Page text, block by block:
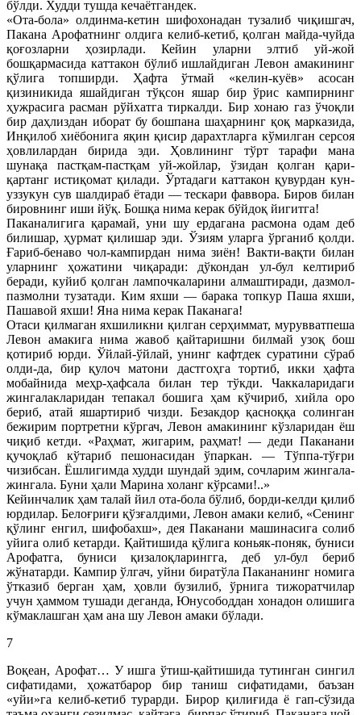
бўлди. Худди тушда кечаётгандек.
«Ота-бола» олдинма-кетин шифохонадан тузалиб чиқишгач,
Пакана Арофатнинг олдига келиб-кетиб, қолган майда-чуйда
қоғозларни ҳозирлади. Кейин уларни элтиб уй-жой
бошқармасида каттакон бўлиб ишлайдиган Левон амакининг
қўлига топширди. Ҳафта ўтмай «келин-куёв» асосан
қизиникида яшайдиган тўқсон яшар бир ўрис кампирнинг
ҳужрасига расман рўйхатга тиркалди. Бир хонаю газ ўчоқли
бир даҳлиздан иборат бу бошпана шаҳарнинг қоқ марказида,
Инқилоб хиёбонига яқин қисир дарахтларга кўмилган серсоя
ҳовлилардан бирида эди. Ҳовлининг тўрт тарафи мана
шунақа пастқам-пастқам уй-жойлар, ўзидан қолган қари-
қартанг истиқомат қилади. Ўртадаги каттакон қувурдан кун-
уззукун сув шалдираб ётади — тескари фаввора. Биров билан
бировнинг иши йўқ. Бошқа нима керак бўйдоқ йигитга!
Паканалигига қарамай, уни шу ердагана расмона одам деб
билишар, ҳурмат қилишар эди. Ўзиям уларга ўрганиб қолди.
Ғариб-бенаво чол-кампирдан нима зиён! Вакти-вақти билан
уларнинг ҳожатини чиқаради: дўкондан ул-бул келтириб
беради, куйиб қолган лампочкаларини алмаштиради, дазмол-
пазмолни тузатади. Ким яхши — барака топкур Паша яхши,
Пашавой яхши! Яна нима керак Паканага!
Отаси қилмаган яхшиликни қилган серҳиммат, мурувватпеша
Левон амакига нима жавоб қайтаришни билмай узоқ бош
қотириб юрди. Ўйлай-ўйлай, унинг кафтдек суратини сўраб
олди-да, бир қулоч матони дастгоҳга тортиб, икки ҳафта
мобайнида меҳр-ҳафсала билан тер тўкди. Чаккаларидаги
жингалакларидан тепакал бошига ҳам кўчириб, хийла оро
бериб, атай яшартириб чизди. Безакдор қасноққа солинган
бежирим портретни кўргач, Левон амакининг кўзларидан ёш
чиқиб кетди. «Раҳмат, жигарим, раҳмат! — деди Паканани
қучоқлаб кўтариб пешонасидан ўпаркан. — Тўппа-тўғри
чизибсан. Ёшлигимда худди шундай эдим, сочларим жингала-
жингала. Буни ҳали Марина холанг кўрсами!..»
Кейинчалик ҳам талай йил ота-бола бўлиб, борди-келди қилиб
юрдилар. Белоғриғи қўзғалдими, Левон амаки келиб, «Сенинг
қўлинг енгил, шифобахш», дея Паканани машинасига солиб
уйига олиб кетарди. Қайтишида қўлига коньяк-поняк, буниси
Арофатга, буниси қизалоқларингга, деб ул-бул бериб
жўнатарди. Кампир ўлгач, уйни биратўла Пакананинг номига
ўтказиб берган ҳам, ҳовли бузилиб, ўрнига тижоратчилар
учун ҳаммом тушади деганда, Юнусободдан хонадон олишига
кўмаклашган ҳам ана шу Левон амаки бўлади.
7
Воқеан, Арофат… У ишга ўтиш-қайтишида тутинган сингил
сифатидами, ҳожатбарор бир таниш сифатидами, баъзан
«уйи»га келиб-кетиб турарди. Бирор қилиғида ё гап-сўзида